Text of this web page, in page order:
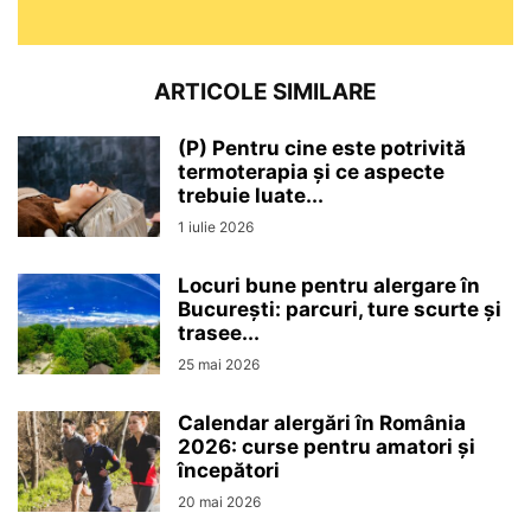
ARTICOLE SIMILARE
(P) Pentru cine este potrivită
termoterapia și ce aspecte
trebuie luate...
1 iulie 2026
Locuri bune pentru alergare în
București: parcuri, ture scurte și
trasee...
25 mai 2026
Calendar alergări în România
2026: curse pentru amatori și
începători
20 mai 2026